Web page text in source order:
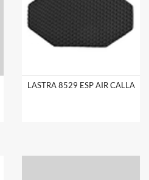
LASTRA 8529 ESP AIR CALLA